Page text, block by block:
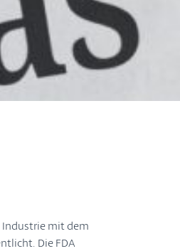
Industrie mit dem
Die FDA